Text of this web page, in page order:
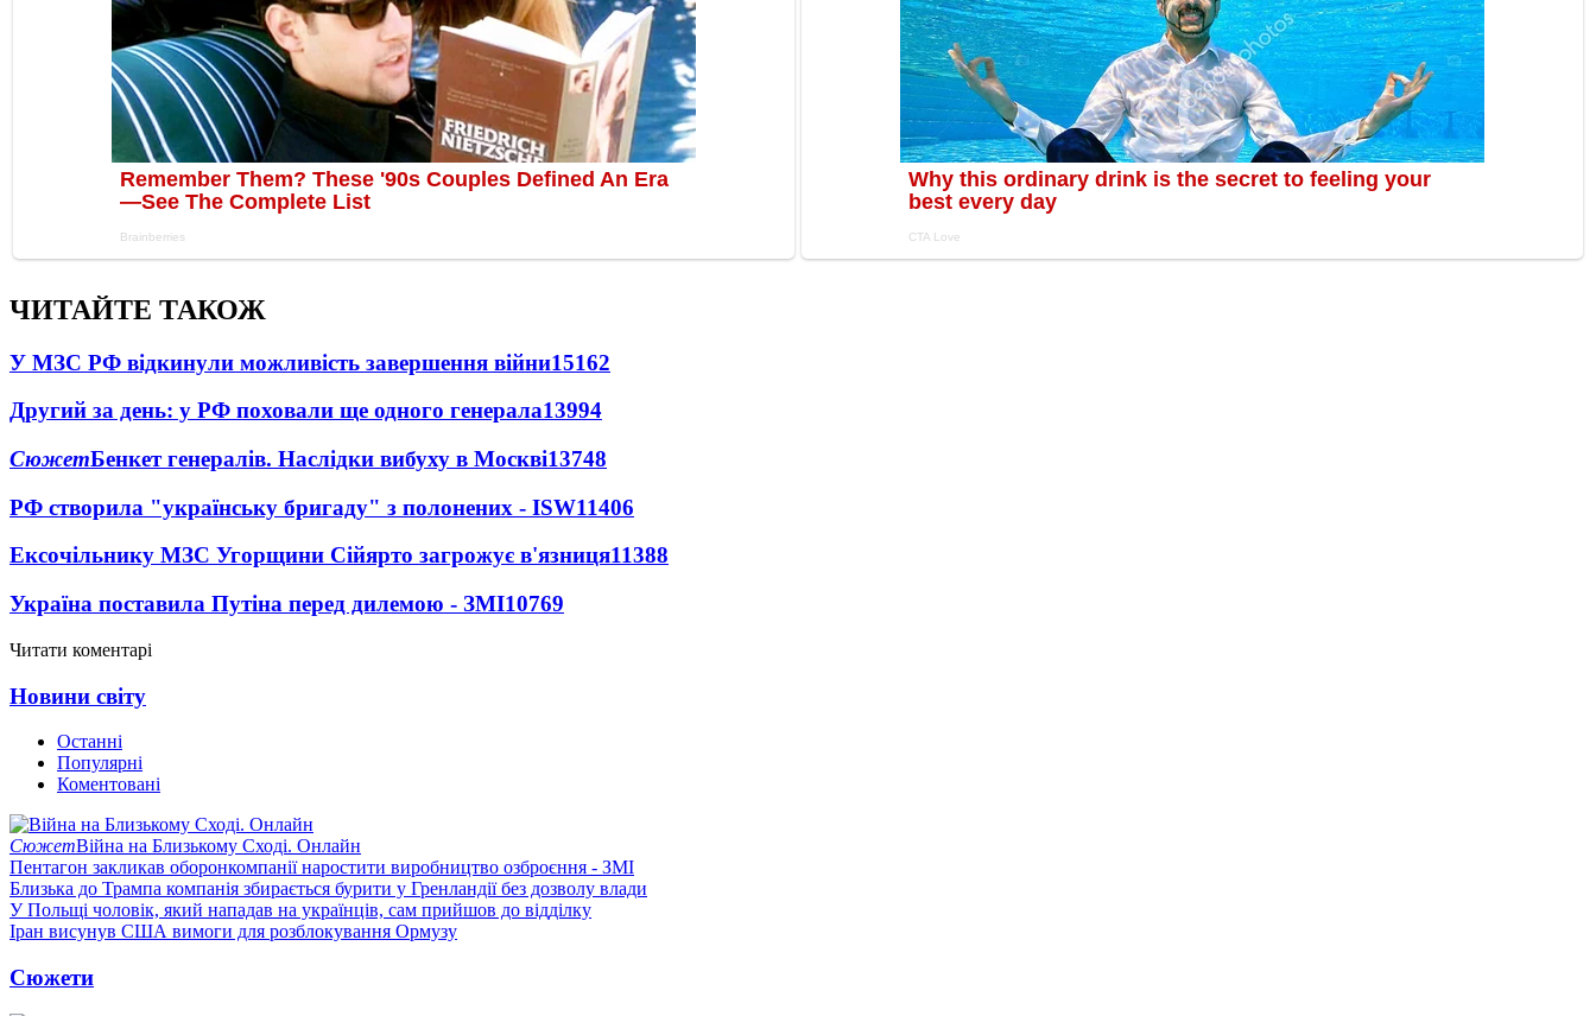
ЧИТАЙТЕ ТАКОЖ
У МЗС РФ відкинули можливість завершення війни15162
Другий за день: у РФ поховали ще одного генерала13994
СюжетБенкет генералів. Наслідки вибуху в Москві13748
РФ створила "українську бригаду" з полонених - ISW11406
Ексочільнику МЗС Угорщини Сійярто загрожує в'язниця11388
Україна поставила Путіна перед дилемою - ЗМІ10769
Читати коментарі
Новини світу
Останні
Популярні
Коментовані
СюжетВійна на Близькому Сході. Онлайн
Пентагон закликав оборонкомпанії наростити виробництво озброєння - ЗМІ
Близька до Трампа компанія збирається бурити у Гренландії без дозволу влади
У Польщі чоловік, який нападав на українців, сам прийшов до відділку
Іран висунув США вимоги для розблокування Ормузу
Сюжети